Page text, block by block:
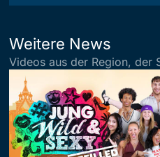
Weitere News
Videos aus der Region, der